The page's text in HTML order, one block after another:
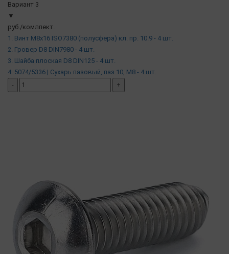
Вариант 3
▼
руб./комлпект.
1. Винт М8х16 ISO7380 (полусфера) кл. пр. 10.9 - 4 шт.
2. Гровер D8 DIN7980 - 4 шт.
3. Шайба плоская D8 DIN125 - 4 шт.
4. 5074/5336 | Сухарь пазовый, паз 10, М8 - 4 шт.
-
+